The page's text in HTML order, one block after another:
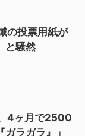
の投票用紙が
と騒然
4ヶ月で2500
ラガラ』」